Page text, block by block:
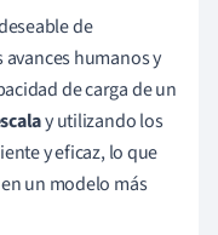
de
humanos y
de carga de un
y utilizando los
y eficaz, lo que
un modelo más